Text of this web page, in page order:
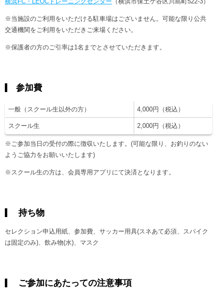
※当施設のご利用をいただける駐車場はございません。可能な限り公共
交通機関をご利用をいただきご来場ください。
※保護者の方のご引率は1名までとさせていただきます。
参加費
一般（スクール生以外の方） 4,000円（税込）
スクール生 2,000円（税込）
※ご参加当日の受付の際に徴収いたします。(可能な限り、お釣りのない
ようご協力をお願いいたします)
※スクール生の方は、会員専用アプリにて決済となります。
持ち物
セレクション申込用紙、参加費、サッカー用具(スネあて必須、スパイク
は固定のみ)、飲み物(水)、マスク
ご参加にあたっての注意事項